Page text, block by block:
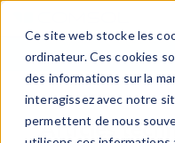
Ce site web stocke les
ordinateur. Ces cookies
des informations sur la
interagissez avec notre
permettent de nous
Articles